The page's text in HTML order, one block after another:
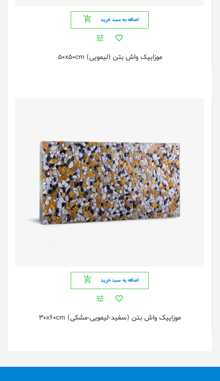
اضافه به سبد خرید
موزاییک واش بتن (لیمویی) 50x50cm
اضافه به سبد خرید
موزاییک واش بتن (سفید-لیمویی-مشکی) 30x60cm